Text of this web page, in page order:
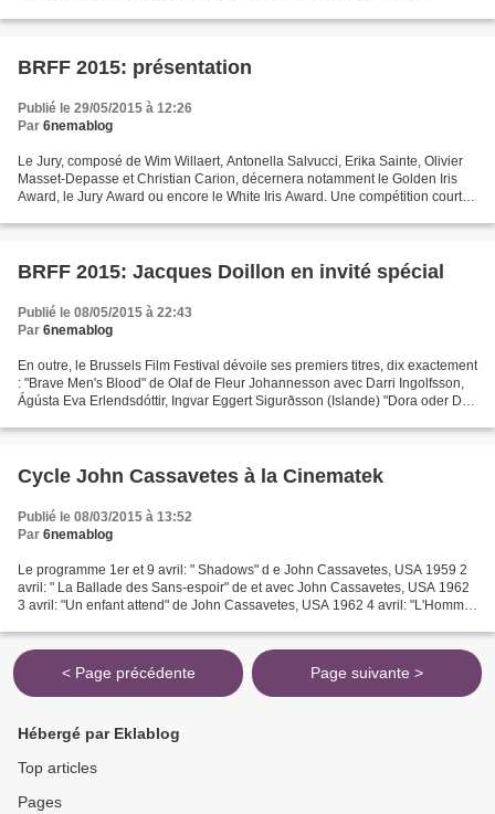
BRFF 2015: présentation
Publié le 29/05/2015 à 12:26
Par 6nemablog
Le Jury, composé de Wim Willaert, Antonella Salvucci, Erika Sainte, Olivier
Masset-Depasse et Christian Carion, décernera notamment le Golden Iris
Award, le Jury Award ou encore le White Iris Award. Une compétition courts
BRFF 2015: Jacques Doillon en invité spécial
Publié le 08/05/2015 à 22:43
Par 6nemablog
En outre, le Brussels Film Festival dévoile ses premiers titres, dix exactement
: "Brave Men's Blood" de Olaf de Fleur Johannesson avec Darri Ingolfsson,
Ágústa Eva Erlendsdóttir, Ingvar Eggert Sigurðsson (Islande) "Dora oder Die
Cycle John Cassavetes à la Cinematek
Publié le 08/03/2015 à 13:52
Par 6nemablog
Le programme 1er et 9 avril: " Shadows" d e John Cassavetes, USA 1959 2
avril: " La Ballade des Sans-espoir" de et avec John Cassavetes, USA 1962
3 avril: "Un enfant attend" de John Cassavetes, USA 1962 4 avril: "L'Homme
< Page précédente Page suivante >
Hébergé par Eklablog
Top articles
Pages